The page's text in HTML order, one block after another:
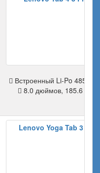
Встроенный Li-Po 4850
8.0 дюймов, 185.6 cm2
Lenovo Yoga Tab 3 Pro